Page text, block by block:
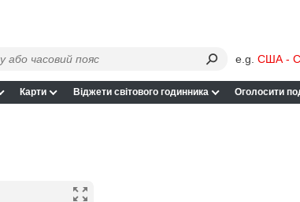
e.g. США -
Карти Віджети світового годинника Оголосити